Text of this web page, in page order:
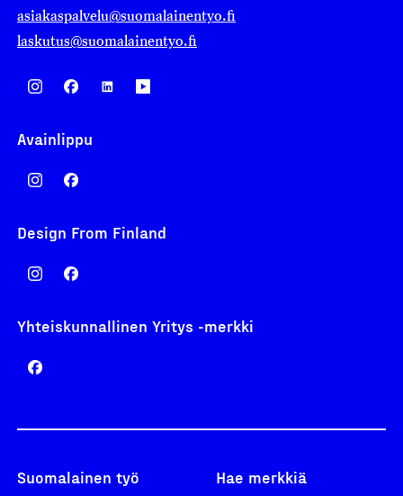
asiakaspalvelu@suomalainentyo.fi
laskutus@suomalainentyo.fi
Avainlippu
Design From Finland
Yhteiskunnallinen Yritys -merkki
Suomalainen työ Hae merkkiä